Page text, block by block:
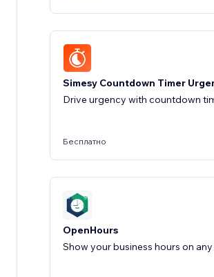
Simesy Countdown Timer
Drive urgency with countdown
Бесплатно
OpenHours
Show your business hours on any